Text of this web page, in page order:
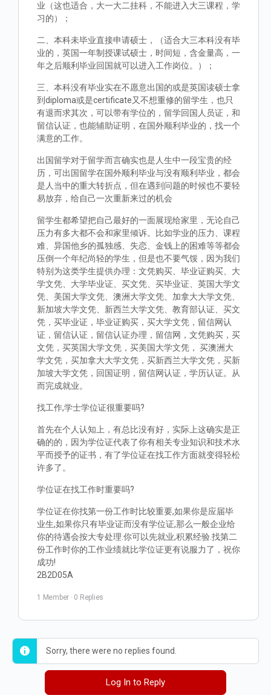
业（这也适合，大一大二挂科，不能进入大三课程，学
习的）；
二、本科未毕业直接申请硕士，（适合大三本科没有毕
业的，英国一年制授课试硕士，时间短，含金量高，一
年之后顺利毕业回国就可以进入工作岗位。）；
三、本科没有毕业实在不愿意出国的或是英国读硕士拿
到diploma或是certificate又不想重修的留学生，也只
有退而求其次，可以带有学位的，留学回国人员证，和
留信认证，也能辅助证明，在国外顺利毕业的，找一个
满意的工作。
出国留学对于留学而言确实也是人生中一段宝贵的经
历，可出国留学在国外顺利毕业与没有顺利毕业，都会
是人当中的重大转折点，但在遇到问题的时候也不要轻
易放弃，给自己一次重新来过的机会
留学生都希望把自己最好的一面展现给家里，无论自己
压力有多大都不会和家里倾诉。比如学业的压力、课程
难、异国他乡的孤独感、失恋、金钱上的困难等等都会
压倒一个年纪尚轻的学生，但是也不要气馁，因为我们
特别为这类学生提供办理：文凭购买、毕业证购买、大
学文凭、大学毕业证、买文凭、买毕业证、英国大学文
凭、美国大学文凭、澳洲大学文凭、加拿大大学文凭、
新加坡大学文凭、新西兰大学文凭、教育部认证、买文
凭，买毕业证，毕业证购买，买大学文凭，留信网认
证，留信认证，留信认证办理，留信网，文凭购买，买
文凭，买英国大学文凭，买美国大学文凭， 买澳洲大
学文凭，买加拿大大学文凭，买新西兰大学文凭，买新
加坡大学文凭，回国证明，留信网认证，学历认证。从
而完成就业。
找工作,学士学位证很重要吗?
首先在个人认知上，有总比没有好，实际上这确实是正
确的的，因为学位证代表了你有相关专业知识和技术水
平而授予的证书，有了学位证在找工作方面就变得轻松
许多了。
学位证在找工作时重要吗?
学位证在你找第一份工作时比较重要,如果你是应届毕
业生,如果你只有毕业证而没有学位证,那么一般企业给
你的待遇会按大专处理.你可以先就业,积累经验.找第二
份工作时你的工作业绩就比学位证更有说服力了，祝你
成功!
2B2D05A
1 Member · 0 Replies
Sorry, there were no replies found.
Log In to Reply